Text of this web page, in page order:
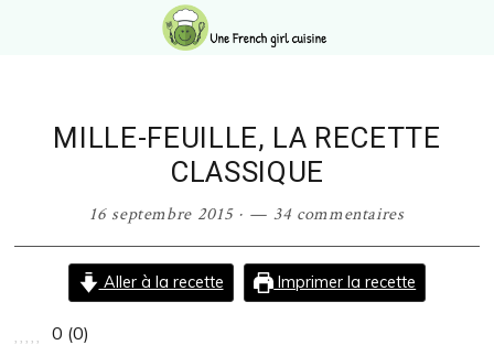
principale
latéraleMILLE-FEUILLE, LA RECETTE
CLASSIQUE
16 septembre 2015· 34 commentaires
Aller à la recette Imprimer la recette
0 (0)